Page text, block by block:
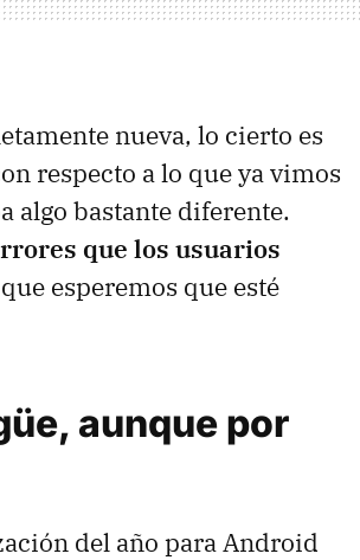
nueva, lo cierto es
respecto a lo que ya vimos
algo bastante diferente.
que los usuarios
esperemos que esté
aunque por
del año para Android